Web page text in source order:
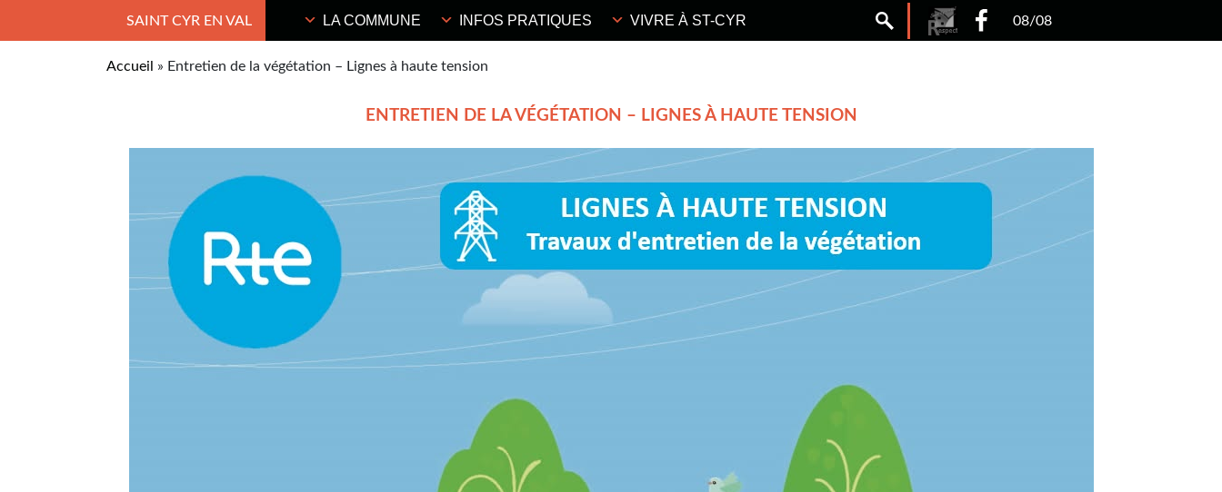
SAINT CYR EN VAL LA COMMUNE INFOS PRATIQUES VIVRE À ST-CYR 08/08
Accueil » Entretien de la végétation – Lignes à haute tension
ENTRETIEN DE LA VÉGÉTATION – LIGNES À HAUTE TENSION